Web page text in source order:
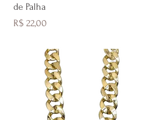
de Palha
Preço
R$ 22,00